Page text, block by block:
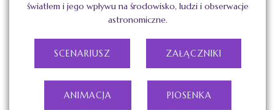
światłem i jego wpływu na środowisko, ludzi i obserwacje
astronomiczne.
SCENARIUSZ ZAŁĄCZNIKI
ANIMACJA PIOSENKA